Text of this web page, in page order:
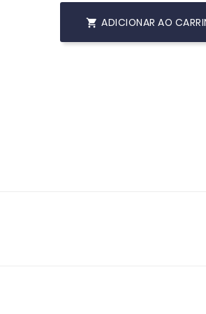
 ADICIONAR AO